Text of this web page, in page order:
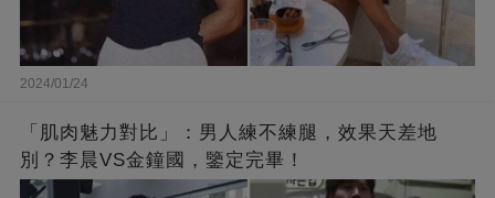
2024/01/24
「肌肉魅力對比」：男人練不練腿，效果天差地
別？李晨VS金鐘國，鑒定完畢！